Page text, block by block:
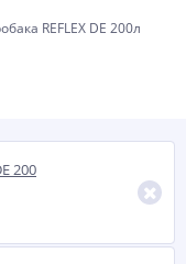
REFLEX DE 200л
200